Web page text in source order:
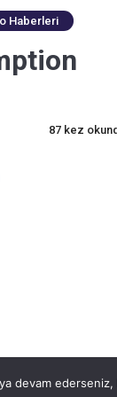
Haberleri
87 kez
devam